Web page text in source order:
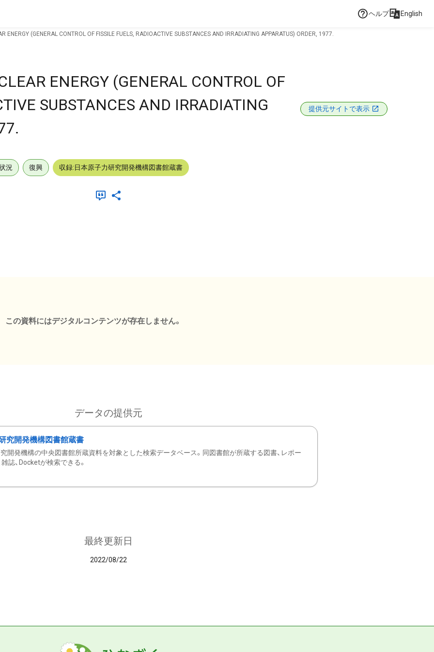
ヘルプ English
ENERGY (GENERAL CONTROL OF FISSILE FUELS, RADIOACTIVE SUBSTANCES AND IRRADIATING APPARATUS) ORDER, 1977.
ENERGY (GENERAL CONTROL OF
SUBSTANCES AND IRRADIATING
提供元サイトで表示
況 復興 収録:日本原子力研究開発機構図書館蔵書
この資料にはデジタルコンテンツが存在しません。
データの提供元
究開発機構図書館蔵書
開発機構の中央図書館所蔵資料を対象とした検索データベース。同図書館が所蔵する図書、レポー
雑誌、Docketが検索できる。
最終更新日
2022/08/22